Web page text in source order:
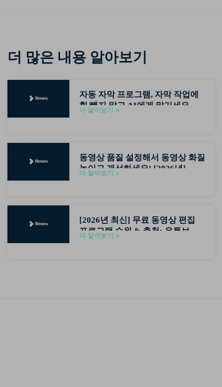
더 많은 내용 알아보기
자동 자막 프로그램, 자막 작업에
힘 빼지 말고 AI에게 맡기세요
(2026최신)
더 알아보기 >
동영상 품질 설정해서 동영상 화질
높이고 개선하세요! [2026년]
더 알아보기 >
[2026년 최신] 무료 동영상 편집
프로그램 순위 & 추천: 유튜브 초
더 알아보기 >